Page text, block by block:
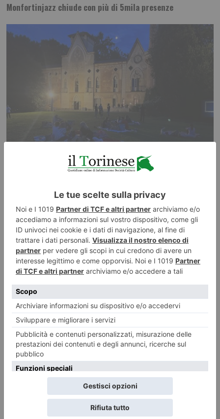
Monfortinjazz chiude con più di 5mila presenze
Una notte al Castello di Miradolo tra natura e cinema
ILTORINESE POST RECENTI
LASCIA UN COMMENTO